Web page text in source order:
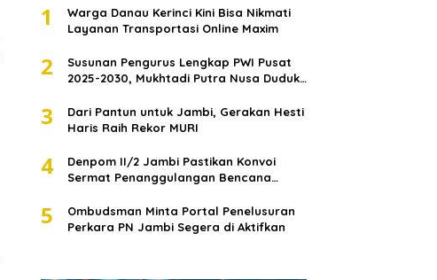
1
Warga Danau Kerinci Kini Bisa Nikmati
Layanan Transportasi Online Maxim
2
Susunan Pengurus Lengkap PWI Pusat
2025-2030, Mukhtadi Putra Nusa Duduki
3
Dari Pantun untuk Jambi, Gerakan Hesti
Haris Raih Rekor MURI
4
Denpom II/2 Jambi Pastikan Konvoi
Sermat Penanggulangan Bencana
5
Ombudsman Minta Portal Penelusuran
Perkara PN Jambi Segera di Aktifkan